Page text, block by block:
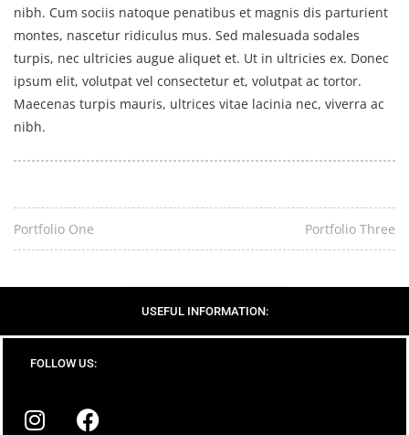
nibh. Cum sociis natoque penatibus et magnis dis parturient
montes, nascetur ridiculus mus. Sed malesuada sodales
turpis, nec ultricies augue aliquet et. Ut in ultricies ex. Donec
ipsum elit, volutpat vel consectetur et, volutpat ac tortor.
Maecenas turpis mauris, ultrices vitae lacinia nec, viverra ac
nibh.
Portfolio One Portfolio Three
USEFUL INFORMATION:
FOLLOW US: